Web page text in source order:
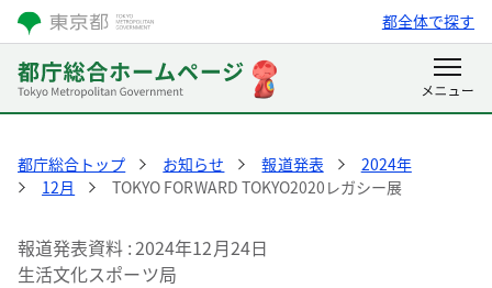
都全体で探す
都庁総合トップ お知らせ 報道発表
2024年
12月
TOKYO FORWARD TOKYO2020レガシー展
報道発表資料 2024年12月24日
生活文化スポーツ局